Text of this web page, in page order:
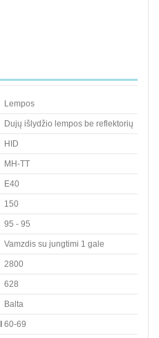
Lempos
Dujų išlydžio lempos be reflektorių
HID
MH-TT
E40
150
95 - 95
Vamzdis su jungtimi 1 gale
2800
628
Balta
60-69